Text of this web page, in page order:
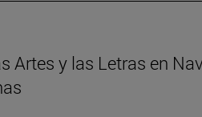
Artes y las Letras en